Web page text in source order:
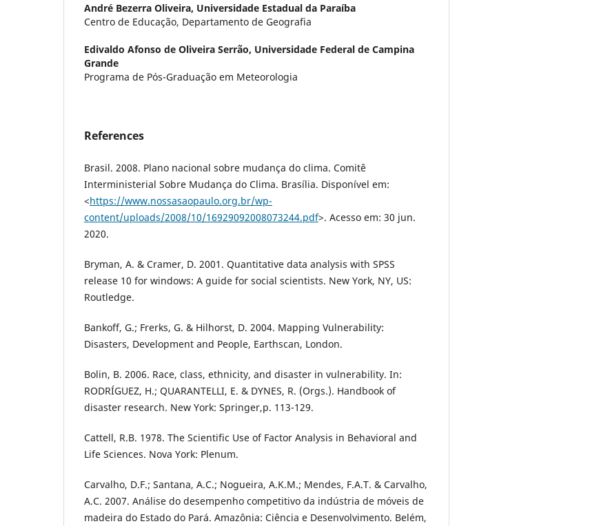
André Bezerra Oliveira, Universidade Estadual da Paraíba
Centro de Educação, Departamento de Geografia
Edivaldo Afonso de Oliveira Serrão, Universidade Federal de Campina
Grande
Programa de Pós-Graduação em Meteorologia
References
Brasil. 2008. Plano nacional sobre mudança do clima. Comitê
Interministerial Sobre Mudança do Clima. Brasília. Disponível em:
<https://www.nossasaopaulo.org.br/wp-
content/uploads/2008/10/16929092008073244.pdf>. Acesso em: 30 jun.
2020.
Bryman, A. & Cramer, D. 2001. Quantitative data analysis with SPSS
release 10 for windows: A guide for social scientists. New York, NY, US:
Routledge.
Bankoff, G.; Frerks, G. & Hilhorst, D. 2004. Mapping Vulnerability:
Disasters, Development and People, Earthscan, London.
Bolin, B. 2006. Race, class, ethnicity, and disaster in vulnerability. In:
RODRÍGUEZ, H.; QUARANTELLI, E. & DYNES, R. (Orgs.). Handbook of
disaster research. New York: Springer,p. 113-129.
Cattell, R.B. 1978. The Scientific Use of Factor Analysis in Behavioral and
Life Sciences. Nova York: Plenum.
Carvalho, D.F.; Santana, A.C.; Nogueira, A.K.M.; Mendes, F.A.T. & Carvalho,
A.C. 2007. Análise do desempenho competitivo da indústria de móveis de
madeira do Estado do Pará. Amazônia: Ciência e Desenvolvimento. Belém,